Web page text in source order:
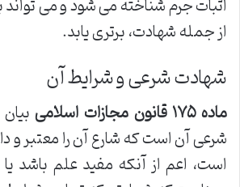
از جمله شهادت، برتری یابد.
شهادت شرعی و شرایط آن
ماده ۱۷۵ قانون مجازات اسلامی
شرعی آن است که شارع آن را معتبر و
است، اعم از آنکه مفید علم باشد